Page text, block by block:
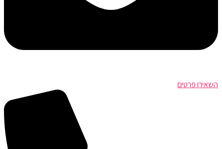
השאירו פרטים